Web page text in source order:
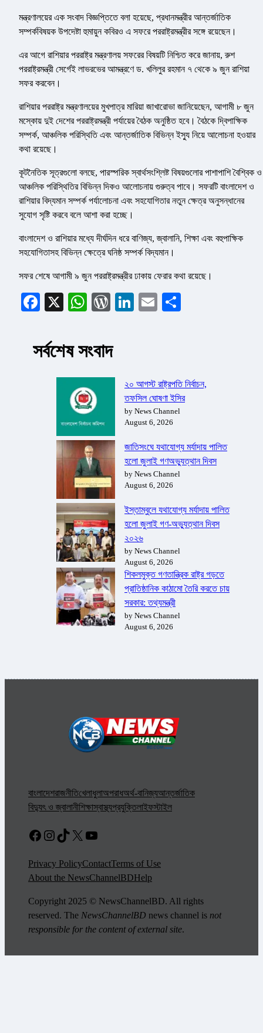
মন্ত্রণালয়ের এক সংবাদ বিজ্ঞপ্তিতে বলা হয়েছে, প্রধানমন্ত্রীর আন্তর্জাতিক
সম্পর্কবিষয়ক উপদেষ্টা হুমায়ুন কবিরও এ সফরে পররাষ্ট্রমন্ত্রীর সঙ্গে রয়েছেন।
এর আগে রাশিয়ার পররাষ্ট্র মন্ত্রণালয় সফরের বিষয়টি নিশ্চিত করে জানায়, রুশ
পররাষ্ট্রমন্ত্রী সের্গেই লাভরভের আমন্ত্রণে ড. খলিলুর রহমান ৭ থেকে ৯ জুন রাশিয়া
সফর করবেন।
রাশিয়ার পররাষ্ট্র মন্ত্রণালয়ের মুখপাত্র মারিয়া জাখারোভা জানিয়েছেন, আগামী ৮ জুন
মস্কোয় দুই দেশের পররাষ্ট্রমন্ত্রী পর্যায়ের বৈঠক অনুষ্ঠিত হবে। বৈঠকে দ্বিপাক্ষিক
সম্পর্ক, আঞ্চলিক পরিস্থিতি এবং আন্তর্জাতিক বিভিন্ন ইস্যু নিয়ে আলোচনা হওয়ার
কথা রয়েছে।
কূটনৈতিক সূত্রগুলো বলছে, পারস্পরিক স্বার্থসংশ্লিষ্ট বিষয়গুলোর পাশাপাশি বৈশ্বিক ও
আঞ্চলিক পরিস্থিতির বিভিন্ন দিকও আলোচনায় গুরুত্ব পাবে। সফরটি বাংলাদেশ ও
রাশিয়ার বিদ্যমান সম্পর্ক পর্যালোচনা এবং সহযোগিতার নতুন ক্ষেত্র অনুসন্ধানের
সুযোগ সৃষ্টি করবে বলে আশা করা হচ্ছে।
বাংলাদেশ ও রাশিয়ার মধ্যে দীর্ঘদিন ধরে বাণিজ্য, জ্বালানি, শিক্ষা এবং বহুপাক্ষিক
সহযোগিতাসহ বিভিন্ন ক্ষেত্রে ঘনিষ্ঠ সম্পর্ক বিদ্যমান।
সফর শেষে আগামী ৯ জুন পররাষ্ট্রমন্ত্রীর ঢাকায় ফেরার কথা রয়েছে।
Facebook
X WhatsApp
WordPress
LinkedIn
Email
সর্বশেষ সংবাদ
২০ আগস্ট রাষ্ট্রপতি নির্বাচন,
তফসিল ঘোষণা ইসির
by News Channel
August 6, 2026
জাতিসংঘে যথাযোগ্য মর্যাদায় পালিত
হলো জুলাই গণঅভ্যুত্থান দিবস
by News Channel
August 6, 2026
ইস্তাম্বুলে যথাযোগ্য মর্যাদায় পালিত
হলো জুলাই গণ-অভ্যুত্থান দিবস
২০২৬
by News Channel
August 6, 2026
শিকলমুক্ত গণতান্ত্রিক রাষ্ট্র গড়তে
প্রাতিষ্ঠানিক কাঠামো তৈরি করতে চায়
সরকার: তথ্যমন্ত্রী
by News Channel
August 6, 2026
বাংলাদেশরাজনীতিখেলাধুলাঅপরাধঅর্থ-বানিজ্যআন্তর্জাতিক
বিদ্যুৎ ও জ্বালানীশিক্ষাস্বাস্থ্যপ্রযুক্তিলাইফস্টাইল
Facebook
Instagram
TikTok
X YouTube
Privacy PolicyContactTerms of Use
About the NewsChannelBDHelp
Copyright 2025 © NewsChannelBD. All rights
reserved. The NewsChannelBD news channel is not
responsible for the content of external site.